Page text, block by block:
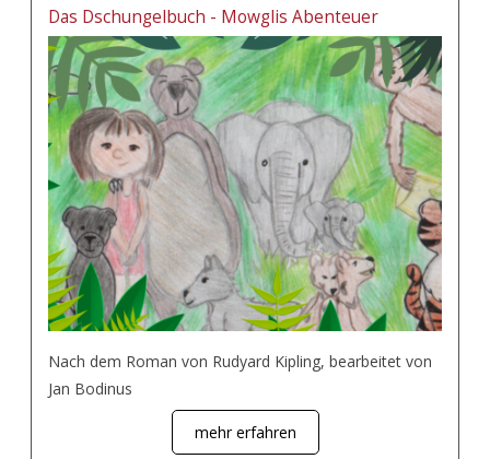
Das Dschungelbuch - Mowglis Abenteuer
Nach dem Roman von Rudyard Kipling, bearbeitet von
Jan Bodinus
mehr erfahren